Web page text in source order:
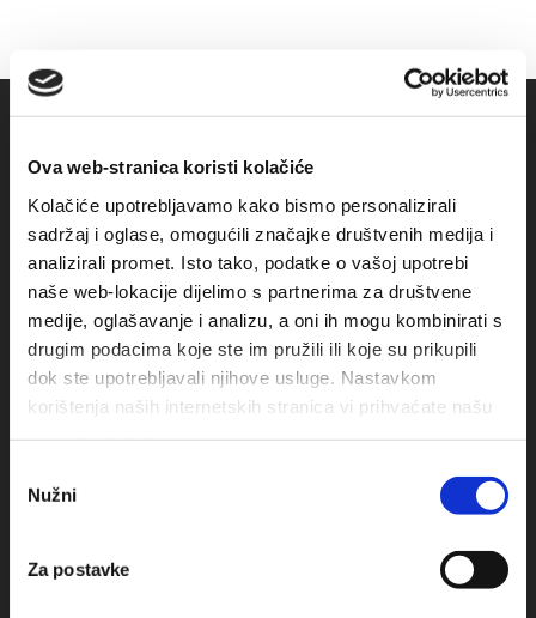
Ova web-stranica koristi kolačiće
Kolačiće upotrebljavamo kako bismo personalizirali
sadržaj i oglase, omogućili značajke društvenih medija i
analizirali promet. Isto tako, podatke o vašoj upotrebi
naše web-lokacije dijelimo s partnerima za društvene
medije, oglašavanje i analizu, a oni ih mogu kombinirati s
drugim podacima koje ste im pružili ili koje su prikupili
dok ste upotrebljavali njihove usluge. Nastavkom
korištenja naših internetskih stranica vi prihvaćate našu
pristanka
Nužni
Za postavke
Obala sv. Nikole 31, Baška Voda
+385(0)21 620713
info@baskavoda.hr